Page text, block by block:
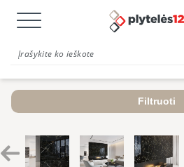
Filtruoti